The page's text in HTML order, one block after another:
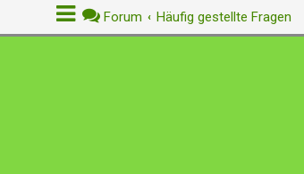
Forum Häufig gestellte Fragen